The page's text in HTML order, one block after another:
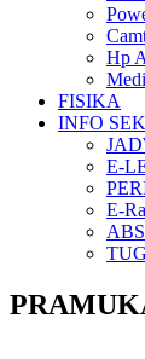
Hp
FISIKA
INFO
E-
E-